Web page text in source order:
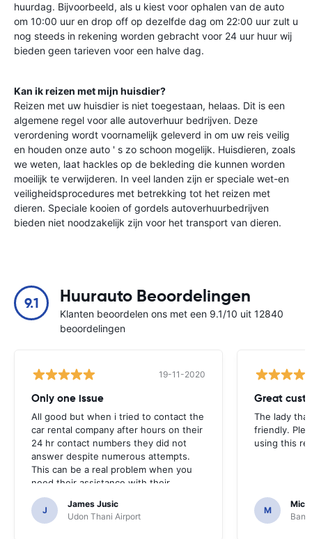
huurdag. Bijvoorbeeld, als u kiest voor ophalen van de auto
om 10:00 uur en drop off op dezelfde dag om 22:00 uur zult u
nog steeds in rekening worden gebracht voor 24 uur huur wij
bieden geen tarieven voor een halve dag.
Kan ik reizen met mijn huisdier?
Reizen met uw huisdier is niet toegestaan, helaas. Dit is een
algemene regel voor alle autoverhuur bedrijven. Deze
verordening wordt voornamelijk geleverd in om uw reis veilig
en houden onze auto ' s zo schoon mogelijk. Huisdieren, zoals
we weten, laat hackles op de bekleding die kunnen worden
moeilijk te verwijderen. In veel landen zijn er speciale wet-en
veiligheidsprocedures met betrekking tot het reizen met
dieren. Speciale kooien of gordels autoverhuurbedrijven
bieden niet noodzakelijk zijn voor het transport van dieren.
9.1 Huurauto Beoordelingen
Klanten beoordelen ons met een 9.1/10 uit 12840
beoordelingen
19-11-2020
Only one issue
All good but when i tried to contact the
car rental company after hours on their
24 hr contact numbers they did not
answer despite numerous attempts.
This can be a real problem when you
need their assistance with their
services or car.
J
James Jusic
Udon Thani Airport
Great
The lady
friendly.
using this
M